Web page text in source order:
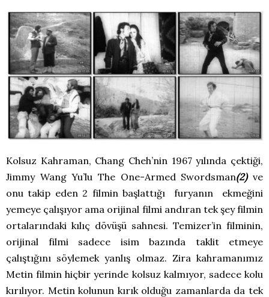
Kolsuz Kahraman, Chang Cheh’nin 1967 yılında çektiği,
Jimmy Wang Yu’lu The One-Armed Swordsman(2)ve
onu takip eden 2 filmin başlattığı furyanın ekmeğini
yemeye çalışıyor ama orijinal filmi andıran tek şey filmin
ortalarındaki kılıç dövüşü sahnesi. Temizer’in filminin,
orijinal filmi sadece isim bazında taklit etmeye
çalıştığını söylemek yanlış olmaz. Zira kahramanımız
Metin filmin hiçbir yerinde kolsuz kalmıyor, sadece kolu
kırılıyor. Metin kolunun kırık olduğu zamanlarda da tek